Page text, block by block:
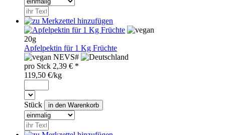
20g
Apfelpektin für 1 Kg Früchte
NEVS#
pro Stck 2,39 € *
119,50 €/kg
Stück